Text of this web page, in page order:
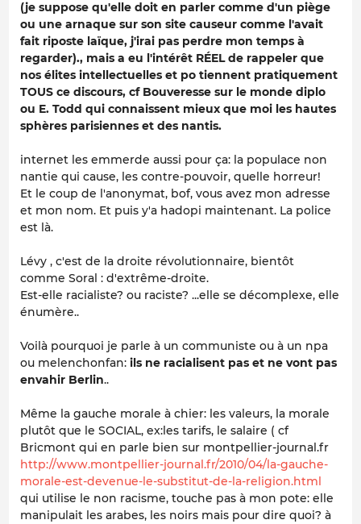
(je suppose qu'elle doit en parler comme d'un piège
ou une arnaque sur son site causeur comme l'avait
fait riposte laïque, j'irai pas perdre mon temps à
regarder)., mais a eu l'intérêt RÉEL de rappeler que
nos élites intellectuelles et po tiennent pratiquement
TOUS ce discours, cf Bouveresse sur le monde diplo
ou E. Todd qui connaissent mieux que moi les hautes
sphères parisiennes et des nantis.
internet les emmerde aussi pour ça: la populace non
nantie qui cause, les contre-pouvoir, quelle horreur!
Et le coup de l'anonymat, bof, vous avez mon adresse
et mon nom. Et puis y'a hadopi maintenant. La police
est là.
Lévy , c'est de la droite révolutionnaire, bientôt
comme Soral : d'extrême-droite.
Est-elle racialiste? ou raciste? ...elle se décomplexe, elle
énumère..
Voilà pourquoi je parle à un communiste ou à un npa
ou melenchonfan: ils ne racialisent pas et ne vont pas
envahir Berlin..
Même la gauche morale à chier: les valeurs, la morale
plutôt que le SOCIAL, ex:les tarifs, le salaire ( cf
Bricmont qui en parle bien sur montpellier-journal.fr
http://www.montpellier-journal.fr/2010/04/la-gauche-
morale-est-devenue-le-substitut-de-la-religion.html
qui utilise le non racisme, touche pas à mon pote: elle
manipulait les arabes, les noirs mais pour dire quoi? à